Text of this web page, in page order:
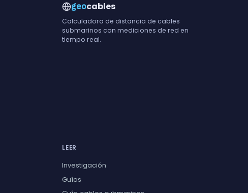
geocables
Calculadora de distancia de cables
submarinos con mediciones de red en
tiempo real.
LEER
Investigación
Guías